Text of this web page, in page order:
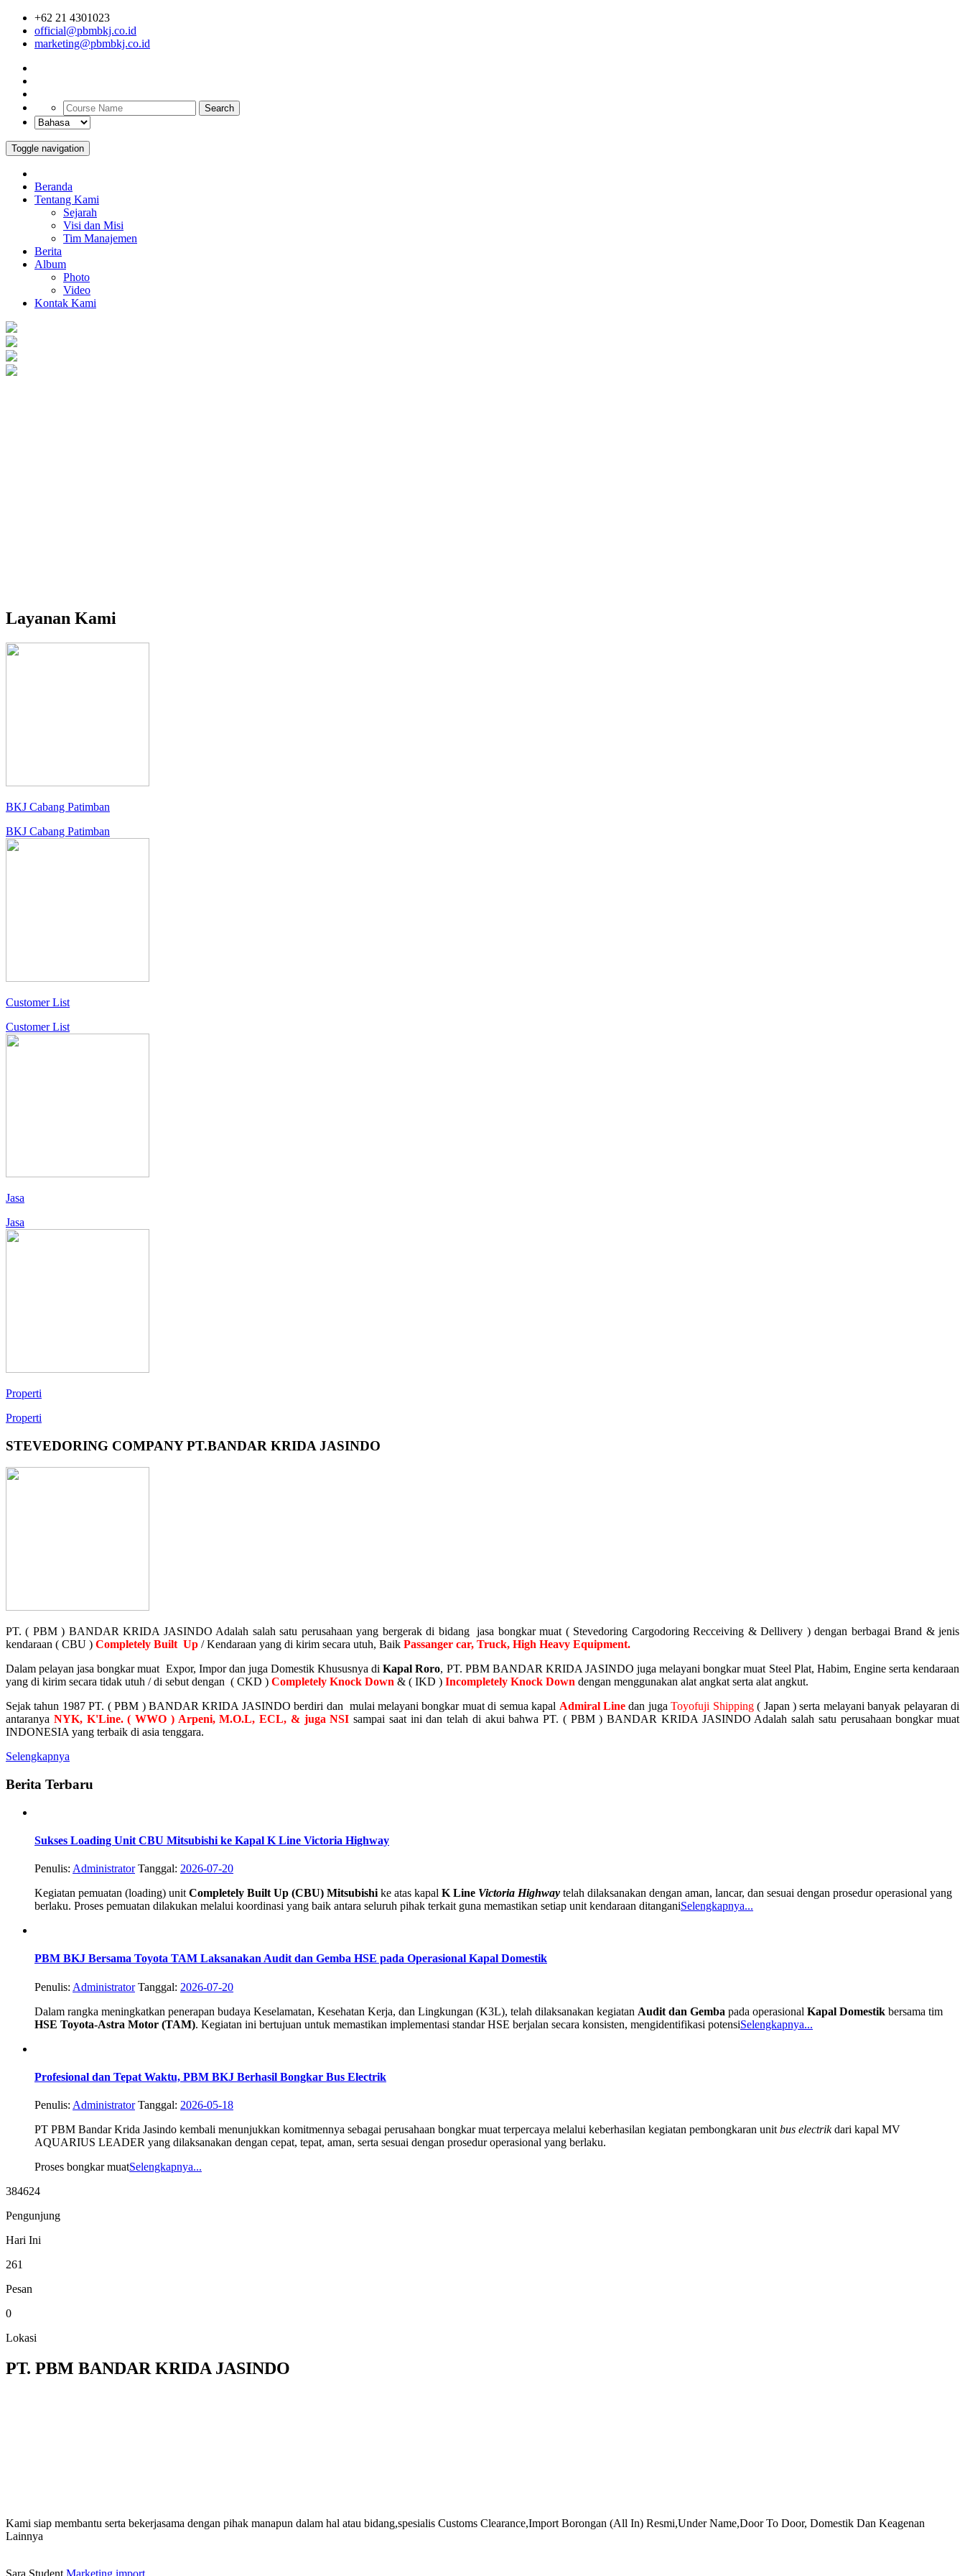
+62 21 4301023
official@pbmbkj.co.id
marketing@pbmbkj.co.id
Search
Toggle navigation
Beranda
Tentang Kami
Sejarah
Visi dan Misi
Tim Manajemen
Berita
Album
Photo
Video
Kontak Kami
Layanan Kami
BKJ Cabang Patimban
BKJ Cabang Patimban
Customer List
Customer List
Jasa
Jasa
Properti
Properti
STEVEDORING COMPANY PT.BANDAR KRIDA JASINDO
PT. ( PBM ) BANDAR KRIDA JASINDO Adalah salah satu perusahaan yang bergerak di bidang jasa bongkar muat ( Stevedoring Cargodoring Recceiving & Dellivery ) dengan berbagai Brand & jenis
kendaraan ( CBU ) Completely Built Up / Kendaraan yang di kirim secara utuh, Baik Passanger car, Truck, High Heavy Equipment.
Dalam pelayan jasa bongkar muat Expor, Impor dan juga Domestik Khususnya di Kapal Roro, PT. PBM BANDAR KRIDA JASINDO juga melayani bongkar muat Steel Plat, Habim, Engine serta kendaraan
yang di kirim secara tidak utuh / di sebut dengan ( CKD ) Completely Knock Down & ( IKD ) Incompletely Knock Down dengan menggunakan alat angkat serta alat angkut.
Sejak tahun 1987 PT. ( PBM ) BANDAR KRIDA JASINDO berdiri dan mulai melayani bongkar muat di semua kapal Admiral Linedan jugaToyofuji Shipping( Japan ) serta melayani banyak pelayaran di
antaranya NYK, K'Line. ( WWO ) Arpeni, M.O.L, ECL, & juga NSI sampai saat ini dan telah di akui bahwa PT. ( PBM ) BANDAR KRIDA JASINDO Adalah salah satu perusahaan bongkar muat
INDONESIA yang terbaik di asia tenggara.
Selengkapnya
Berita Terbaru
Sukses Loading Unit CBU Mitsubishi ke Kapal K Line Victoria Highway
Penulis: Administrator Tanggal: 2026-07-20
Kegiatan pemuatan (loading) unit Completely Built Up (CBU) Mitsubishi ke atas kapal K Line Victoria Highway telah dilaksanakan dengan aman, lancar, dan sesuai dengan prosedur operasional yang
berlaku. Proses pemuatan dilakukan melalui koordinasi yang baik antara seluruh pihak terkait guna memastikan setiap unit kendaraan ditanganiSelengkapnya...
PBM BKJ Bersama Toyota TAM Laksanakan Audit dan Gemba HSE pada Operasional Kapal Domestik
Penulis: Administrator Tanggal: 2026-07-20
Dalam rangka meningkatkan penerapan budaya Keselamatan, Kesehatan Kerja, dan Lingkungan (K3L), telah dilaksanakan kegiatan Audit dan Gemba pada operasional Kapal Domestik bersama tim
HSE Toyota-Astra Motor (TAM). Kegiatan ini bertujuan untuk memastikan implementasi standar HSE berjalan secara konsisten, mengidentifikasi potensiSelengkapnya...
Profesional dan Tepat Waktu, PBM BKJ Berhasil Bongkar Bus Electrik
Penulis: Administrator Tanggal: 2026-05-18
PT PBM Bandar Krida Jasindo kembali menunjukkan komitmennya sebagai perusahaan bongkar muat terpercaya melalui keberhasilan kegiatan pembongkaran unit bus electrikdari kapal MV
AQUARIUS LEADER yang dilaksanakan dengan cepat, tepat, aman, serta sesuai dengan prosedur operasional yang berlaku.
Proses bongkar muatSelengkapnya...
384624
Pengunjung
Hari Ini
261
Pesan
0
Lokasi
PT. PBM BANDAR KRIDA JASINDO
Kami siap membantu serta bekerjasama dengan pihak manapun dalam hal atau bidang,spesialis Customs Clearance,Import Borongan (All In) Resmi,Under Name,Door To Door, Domestik Dan Keagenan
Lainnya
Sara Student Marketing import